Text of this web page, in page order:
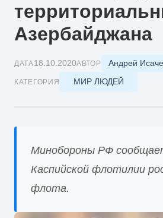
Азербайджана
ДАТА18.10.2020АВТОР Андрей
КАТЕГОРИЯ МИР ЛЮДЕЙ
Минобороны РФ
Каспийской флотилии
флота.